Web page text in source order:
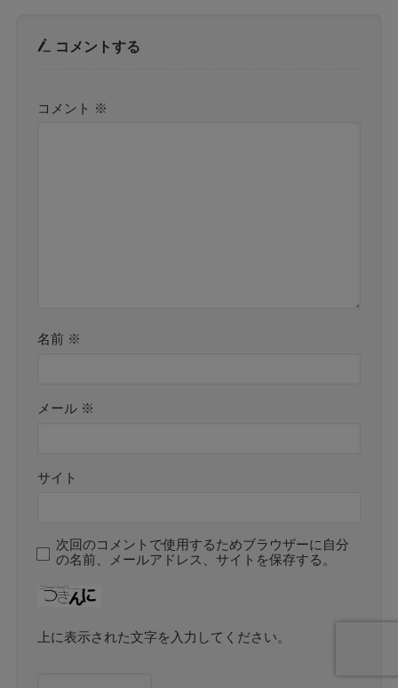
コメントする
コメント ※
名前 ※
メール ※
サイト
次回のコメントで使用するためブラウザーに自分
の名前、メールアドレス、サイトを保存する。
上に表示された文字を入力してください。